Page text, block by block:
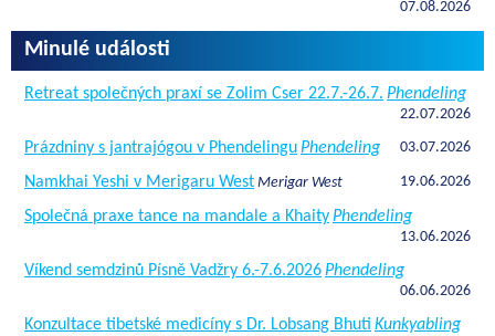
07.08.2026
Minulé události
Retreat společných praxí se Zolim Cser 22.7.-26.7. Phendeling
22.07.2026
Prázdniny s jantrajógou v PhendelinguPhendeling 03.07.2026
Namkhai Yeshi v Merigaru West Merigar West 19.06.2026
Společná praxe tance na mandale a KhaityPhendeling
13.06.2026
Víkend semdzinů Písně Vadžry 6.-7.6.2026Phendeling
06.06.2026
Konzultace tibetské medicíny s Dr. Lobsang Bhuti Kunkyabling